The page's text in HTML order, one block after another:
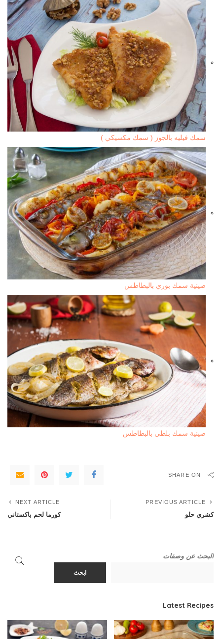
سمك فيليه بالجوز ( سمك مكسيكي )
صينية سمك بوري بالبطاطس
صينية سمك بلطي بالبطاطس
SHARE ON
PREVIOUS ARTICLE
كشري حلو
NEXT ARTICLE
كورما لحم باكستاني
البحث عن وصفات
ابحث
Latest Recipes